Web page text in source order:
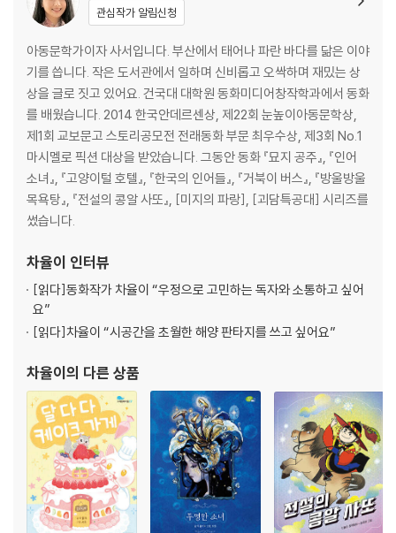
라스트 괴담
에필로그
작가의 말
관심작가 알림신청
아동문학가이자 사서입니다. 부산에서 태어나 파란 바다를 닮은 이야
기를 씁니다. 작은 도서관에서 일하며 신비롭고 오싹하며 재밌는 상
상을 글로 짓고 있어요. 건국대 대학원 동화미디어창작학과에서 동화
를 배웠습니다. 2014 한국안데르센상, 제22회 눈높이아동문학상,
제1회 교보문고 스토리공모전 전래동화 부문 최우수상, 제3회 No.1
마시멜로 픽션 대상을 받았습니다. 그동안 동화 『묘지 공주』, 『인어
소녀』, 『고양이털 호텔』, 『한국의 인어들』, 『거북이 버스』, 『방울방울
목욕탕』, 『전설의 콩알 사또』, [미지의 파랑], [괴담특공대] 시리즈를
썼습니다.
차율이 인터뷰
[읽다]동화작가 차율이 “우정으로 고민하는 독자와 소통하고 싶어
요”
[읽다]차율이 “시공간을 초월한 해양 판타지를 쓰고 싶어요”
차율이의 다른 상품